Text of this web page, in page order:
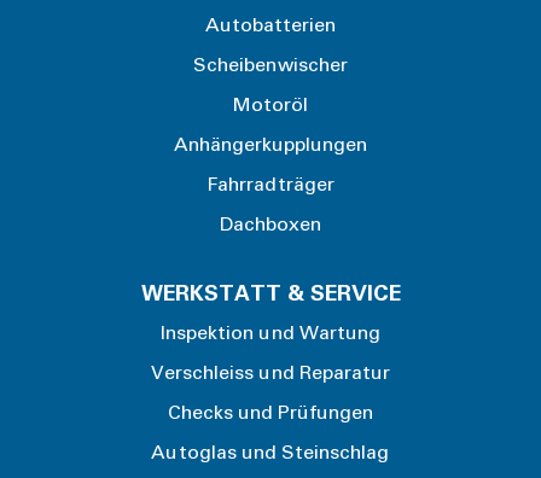
Autobatterien
Scheibenwischer
Motoröl
Anhängerkupplungen
Fahrradträger
Dachboxen
WERKSTATT & SERVICE
Inspektion und Wartung
Verschleiss und Reparatur
Checks und Prüfungen
Autoglas und Steinschlag